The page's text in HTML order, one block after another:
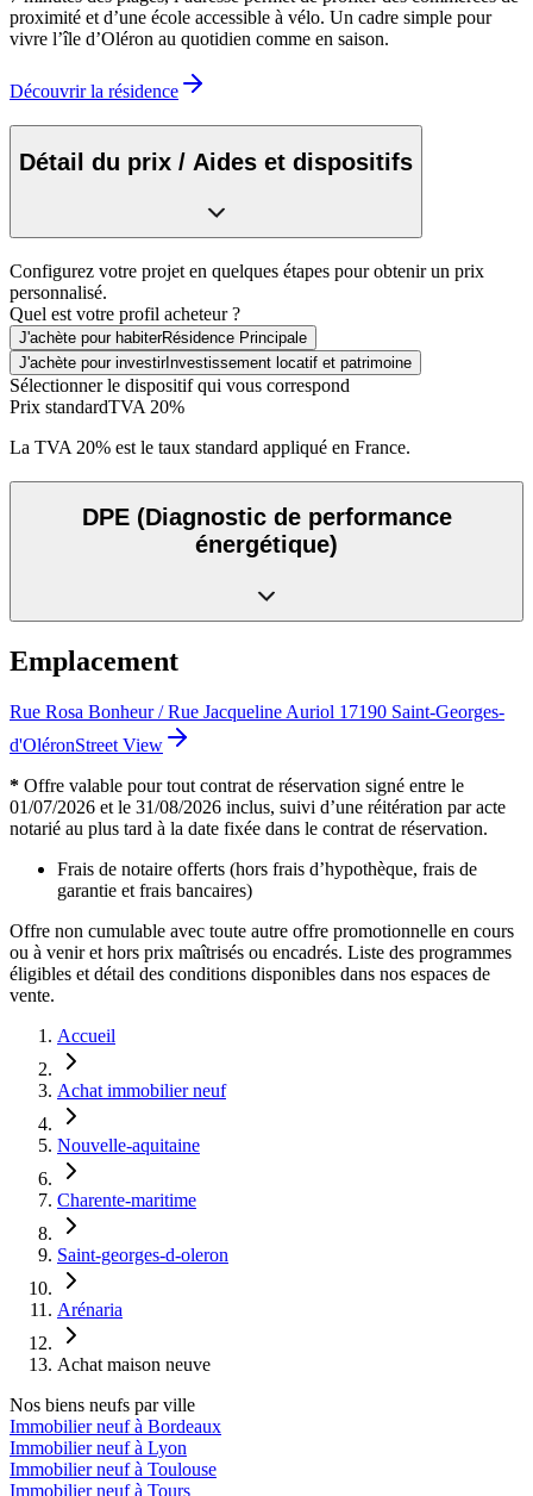
proximité et d’une école accessible à vélo. Un cadre simple pour
vivre l’île d’Oléron au quotidien comme en saison.
Découvrir la résidence
Détail du prix / Aides et dispositifs
Configurez votre projet en quelques étapes pour obtenir un prix
personnalisé.
Quel est votre profil acheteur ?
J'achète pour habiterRésidence Principale
J'achète pour investirInvestissement locatif et patrimoine
Sélectionner le dispositif qui vous correspond
Prix standardTVA 20%
La TVA 20% est le taux standard appliqué en France.
DPE (Diagnostic de performance
énergétique)
Emplacement
Rue Rosa Bonheur / Rue Jacqueline Auriol 17190 Saint-Georges-
d'OléronStreet View
* Offre valable pour tout contrat de réservation signé entre le
01/07/2026 et le 31/08/2026 inclus, suivi d’une réitération par acte
notarié au plus tard à la date fixée dans le contrat de réservation.
Frais de notaire offerts (hors frais d’hypothèque, frais de
garantie et frais bancaires)
Offre non cumulable avec toute autre offre promotionnelle en cours
ou à venir et hors prix maîtrisés ou encadrés. Liste des programmes
éligibles et détail des conditions disponibles dans nos espaces de
vente.
Accueil
Achat immobilier neuf
Nouvelle-aquitaine
Charente-maritime
Saint-georges-d-oleron
Arénaria
Achat maison neuve
Nos biens neufs par ville
Immobilier neuf à Bordeaux
Immobilier neuf à Lyon
Immobilier neuf à Toulouse
Immobilier neuf à Tours